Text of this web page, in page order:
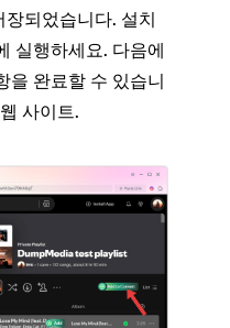
되었습니다. 설치
실행하세요. 다음에
을 완료할 수 있습니
사이트.